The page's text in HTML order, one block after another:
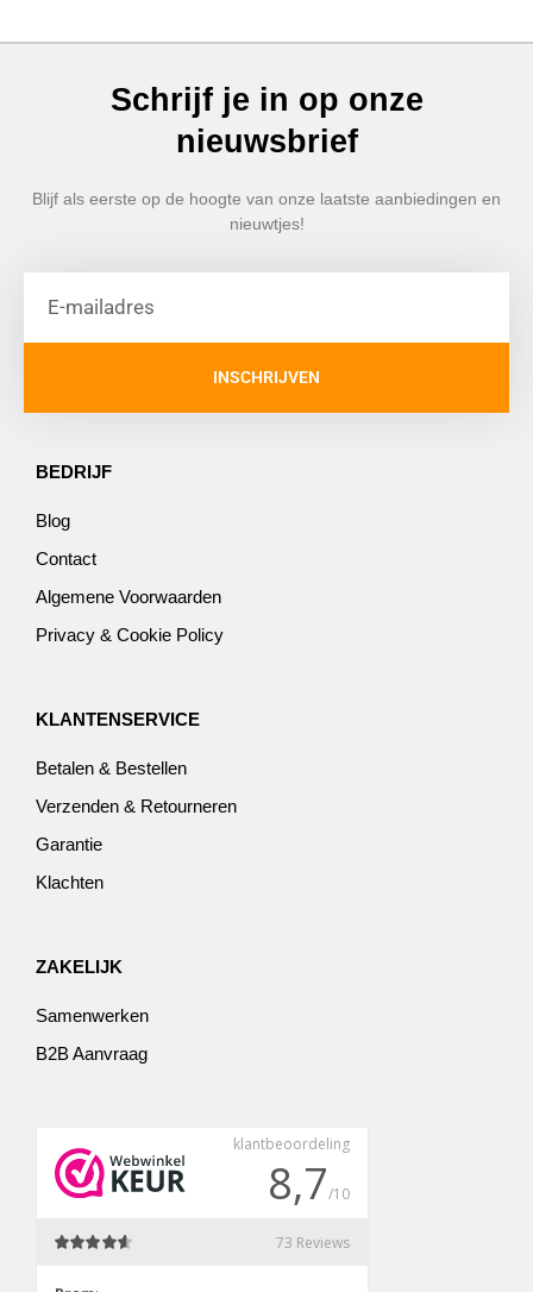
Schrijf je in op onze
nieuwsbrief
Blijf als eerste op de hoogte van onze laatste aanbiedingen en
nieuwtjes!
INSCHRIJVEN
BEDRIJF
Blog
Contact
Algemene Voorwaarden
Privacy & Cookie Policy
KLANTENSERVICE
Betalen & Bestellen
Verzenden & Retourneren
Garantie
Klachten
ZAKELIJK
Samenwerken
B2B Aanvraag